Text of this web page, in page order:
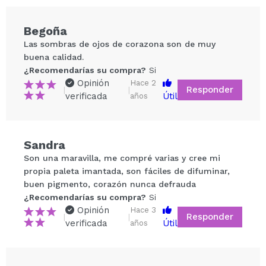
Tu vídeo podría ser el primero. Imagínatelo...
¿Recomendarías su compra?
5/5
Begoña
Las sombras de ojos de corazona son de muy
buena calidad.
¿Recomendarías su compra? Si
|
Opinión
verificada
|
Hace 2
años
Útil
Responder
Sandra
Son una maravilla, me compré varias y cree mi
propia paleta imantada, son fáciles de difuminar,
buen pigmento, corazón nunca defrauda
¿Recomendarías su compra? Si
|
Opinión
verificada
|
Hace 3
años
Útil
Responder